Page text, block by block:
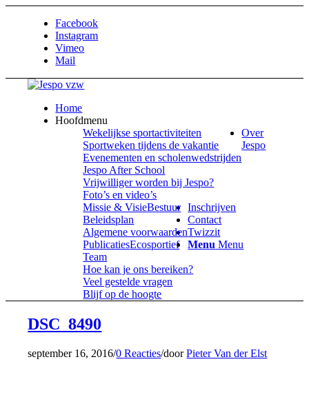
Facebook
Instagram
Vimeo
Mail
Home
Hoofdmenu
Wekelijkse sportactiviteiten
Sportweken tijdens de vakantie
Evenementen en scholenwedstrijden
Jespo After School
Vrijwilliger worden bij Jespo?
Foto’s en video’s
Over
Jespo
Missie & VisieBestuur
Beleidsplan
Algemene voorwaarden
PublicatiesEcosportief
Inschrijven
Contact
Team
Hoe kan je ons bereiken?
Veel gestelde vragen
Blijf op de hoogte
Twizzit
Menu Menu
DSC_8490
september 16, 2016/0 Reacties/doorPieter Van der Elst